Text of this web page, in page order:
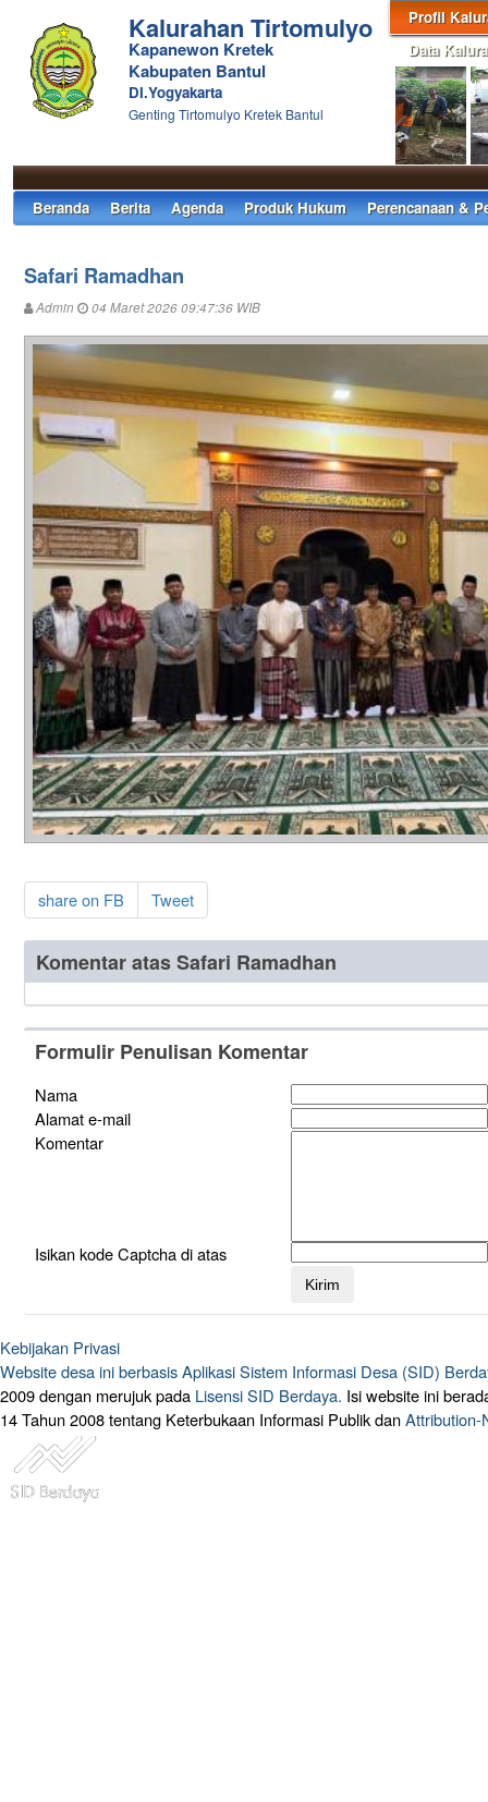
Profil
Data
Kalurahan Tirtomulyo
Kapanewon Kretek
Kabupaten Bantul
DI.Yogyakarta
Genting Tirtomulyo Kretek Bantul
Beranda Berita Agenda Produk Hukum Perencanaan &
Safari Ramadhan
Admin 04 Maret 2026 09:47:36 WIB
share on FB Tweet
Komentar atas Safari Ramadhan
Formulir Penulisan Komentar
Nama
Alamat e-mail
Komentar
Isikan kode Captcha di atas
Kebijakan Privasi
Website desa ini berbasisAplikasi Sistem Informasi Desa (SID)
2009 dengan merujuk pada Lisensi SID Berdaya. Isi website ini
14 Tahun 2008 tentang Keterbukaan Informasi Publik danAttribution-